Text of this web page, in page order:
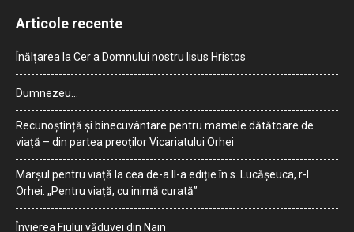
Articole recente
Înălțarea la Cer a Domnului nostru Iisus Hristos
Dumnezeu…
Recunoștință și binecuvântare pentru mamele dătătoare de
viață – din partea preoților Vicariatului Orhei
Marșul pentru viață la cea de-a II-a ediție în s. Lucășeuca, r-l
Orhei: „Pentru viață, cu inimă curată”
Învierea Fiului văduvei din Nain